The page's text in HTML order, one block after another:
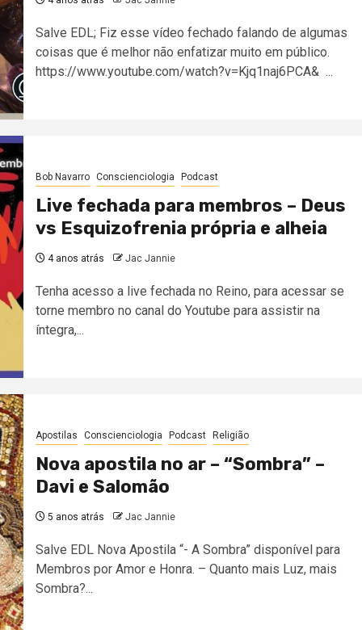
Salve EDL; Fiz esse vídeo fechado falando de algumas
coisas que é melhor não enfatizar muito em público.
https://www.youtube.com/watch?v=Kjq1naj6PCA& ...
Bob Navarro Conscienciologia Podcast
Live fechada para membros – Deus
vs Esquizofrenia própria e alheia
4 anos atrás Jac Jannie
Tenha acesso a live fechada no Reino, para acessar se
torne membro no canal do Youtube para assistir na
íntegra,...
Apostilas Conscienciologia Podcast Religião
Nova apostila no ar – “Sombra” –
Davi e Salomão
5 anos atrás Jac Jannie
Salve EDL Nova Apostila “- A Sombra” disponível para
Membros por Amor e Honra. – Quanto mais Luz, mais
Sombra?...